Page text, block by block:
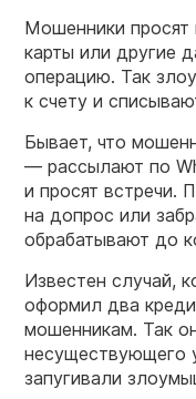
Мошенники просят
карты или другие
операцию. Так
к счету и
Бывает, что
— рассылают по
и просят встречи.
на допрос или
обрабатывают до
Известен случай,
оформил два
мошенникам. Так
несуществующего
запугивали